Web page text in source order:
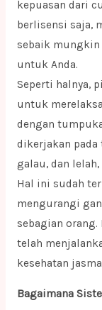
kepuasan dari
berlisensi saja,
sebaik
untuk Anda.
Seperti halnya,
untuk
dengan
dikerjakan
galau, dan
Hal ini sudah
mengurangi
sebagian
telah
kesehatan
Bagaimana